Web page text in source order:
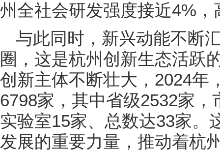
州全社会研发强度接近4%
与此同时，新兴动能不断
圈，这是杭州创新生态活跃
创新主体不断壮大，2024年
6798家，其中省级2532家
实验室15家、总数达33家。
发展的重要力量，推动着杭